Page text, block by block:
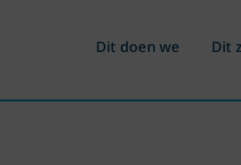
Dit doen we Dit